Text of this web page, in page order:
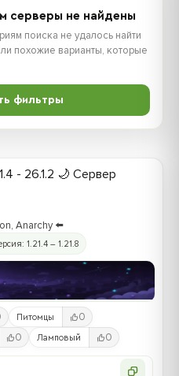
серверы не найдены
поиска не удалось найти
похожие варианты, которые
фильтры
- 26.1.2 🌙 Сервер
Anarchy ⬅️
1.21.4 – 1.21.8
Питомцы 0
0 Ламповый 0